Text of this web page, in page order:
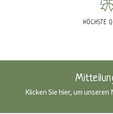
HÖCHSTE
Klicken Sie hier, um